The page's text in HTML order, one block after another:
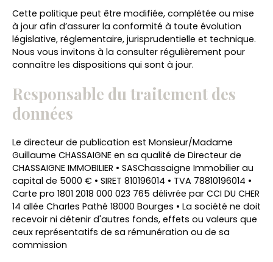
Cette politique peut être modifiée, complétée ou mise
à jour afin d’assurer la conformité à toute évolution
législative, réglementaire, jurisprudentielle et technique.
Nous vous invitons à la consulter régulièrement pour
connaître les dispositions qui sont à jour.
Responsable du traitement des
données
Le directeur de publication est Monsieur/Madame
Guillaume CHASSAIGNE en sa qualité de Directeur de
CHASSAIGNE IMMOBILIER • SASChassaigne Immobilier au
capital de 5000 € • SIRET 810196014 • TVA 78810196014 •
Carte pro 1801 2018 000 023 765 délivrée par CCI DU CHER
14 allée Charles Pathé 18000 Bourges • La société ne doit
recevoir ni détenir d'autres fonds, effets ou valeurs que
ceux représentatifs de sa rémunération ou de sa
commission